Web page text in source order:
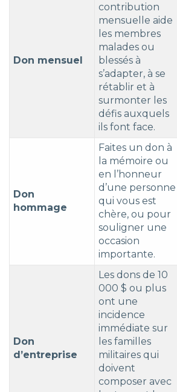
Don mensuel
contribution
mensuelle aide
les membres
malades ou
blessés à
s’adapter, à se
rétablir et à
surmonter les
défis auxquels
ils font face.
Don
hommage
Faites un don à
la mémoire ou
en l’honneur
d’une personne
qui vous est
chère, ou pour
souligner une
occasion
importante.
Don
d’entreprise
Les dons de 10
000 $ ou plus
ont une
incidence
immédiate sur
les familles
militaires qui
doivent
composer avec